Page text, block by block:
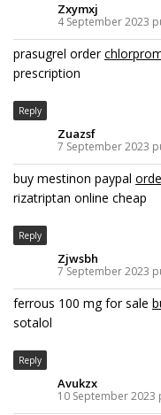
Zxymxj
4 September 2023
prasugrel order
prescription
Reply
Zuazsf
7 September 2023
buy mestinon paypal
rizatriptan online cheap
Reply
Zjwsbh
7 September 2023
ferrous 100 mg for sale
sotalol
Reply
Avukzx
10 September 2023